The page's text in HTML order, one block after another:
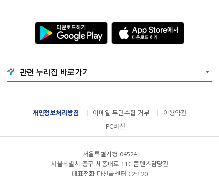
다
운
로
기
G
o
g
l
e
l
A
p
p
e
서
다
운
드
관련 누리집 바로가기
개인정보처리방침 이메일 무단수집 거부
이용약관
PC버전
서울특별시청 04524
서울특별시 중구 세종대로 110 콘텐츠담당관
대표전화 다산콜센터 02-120